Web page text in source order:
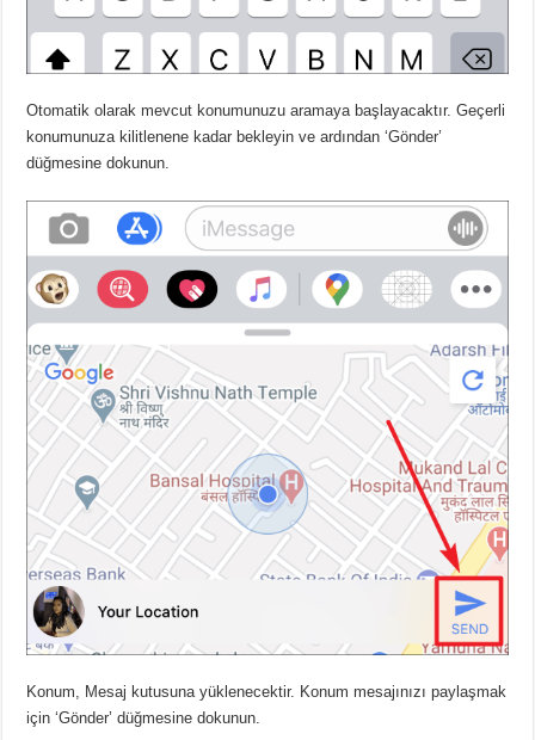
Otomatik olarak mevcut konumunuzu aramaya başlayacaktır. Geçerli
konumunuza kilitlenene kadar bekleyin ve ardından ‘Gönder’
düğmesine dokunun.
Konum, Mesaj kutusuna yüklenecektir. Konum mesajınızı paylaşmak
için ‘Gönder’ düğmesine dokunun.